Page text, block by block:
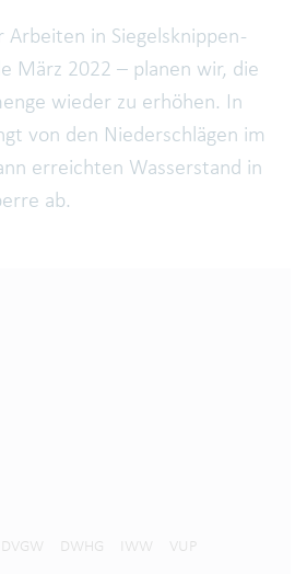
Arbeiten in Siegelsknippen -
März 2022 – planen wir, die
wieder zu erhöhen. In
von den Niederschlägen im
erreichten Wasserstand in
ab.
DVGW DWHG IWW VUP